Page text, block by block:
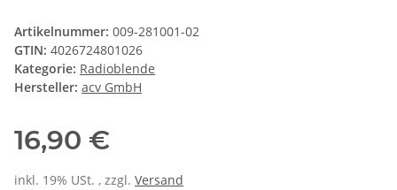
Artikelnummer: 009-281001-02
GTIN: 4026724801026
Kategorie: Radioblende
Hersteller: acv GmbH
16,90 €
inkl. 19% USt. , zzgl. Versand